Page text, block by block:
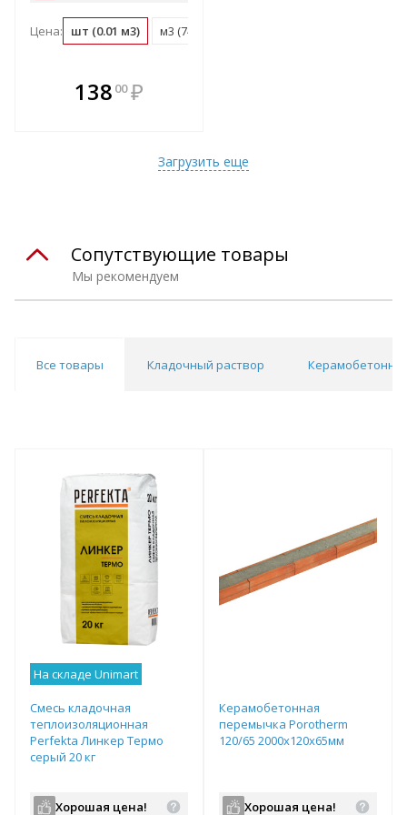
Цена: шт (0.01 м3) м3 (74.6 шт)
138 00 ₽
Загрузить еще
Мы рекомендуем
Сопутствующие товары
Все товары Кладочный раствор
На складе Unimart
Смесь кладочная
теплоизоляционная
Perfekta Линкер Термо
серый 20 кг
Хорошая цена!
Керамобетонная
перемычка Porotherm
120/65 2000х120х65мм
Хорошая цена!